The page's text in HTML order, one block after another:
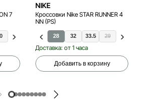
7
33 35 35.5 36 36.5 37.5
NIKE
Кроссовки Nike STAR RUNNER 4
NN (PS)
28 32 33.5 29 31
Доставка: от 1 часа
Добавить в корзину
35.5 36